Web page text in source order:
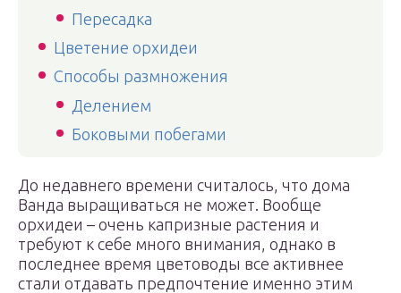
Пересадка
Цветение орхидеи
Способы размножения
Делением
Боковыми побегами
До недавнего времени считалось, что дома
Ванда выращиваться не может. Вообще
орхидеи – очень капризные растения и
требуют к себе много внимания, однако в
последнее время цветоводы все активнее
стали отдавать предпочтение именно этим